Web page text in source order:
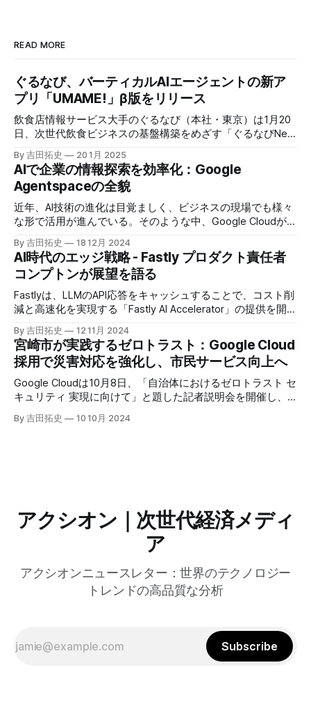
READ MORE
ぐるなび、バーティカルAIエージェントの新ア
プリ「UMAME!」β版をリリース
飲食店情報サービス大手のぐるなび（本社・東京）は1月20
日、次世代飲食ビジネスの基盤構築をめざす「ぐるなびNext
プロジェクト」の初成果として、新たな飲食店探索アプリ
「UMAME!（うまみー！）」のβ版を公開した。
By 吉田拓史 20 1月 2025
AIで企業の情報探索を効率化：Google
Agentspaceの全貌
近年、AI技術の進化は目覚ましく、ビジネスの現場でも様々
な形で活用が進んでいる。そのような中、Google Cloudが新
たに発表したGoogle Agentspaceは、いま注目を集めるAIエ
ージェントがエンタープライズITを大きく変革する予兆と言
えるだろう。
By 吉田拓史 18 12月 2024
AI時代のエッジ戦略 - Fastly プロダクト責任者
コンプトンが展望を語る
Fastlyは、LLMのAPI応答をキャッシュすることで、コスト削
減と高速化を実現する「Fastly AI Accelerator」の提供を開始
した。キップ・コンプトン最高プロダクト責任者（CPO）
は、類似した質問への応答を再利用し、効率的な処理を可能
にすると説明した。さらに、コンプトンは、エッジコンピュ
ーティングの利点を活かしたパーソナライズや、エッジにお
けるGPUの経済性、セキュリティへの取り組みなど、Fastly
のAI戦略について語った。
By 吉田拓史 12 11月 2024
宮崎市が実践するゼロトラスト：Google Cloud
採用で災害対応を強化し、市民サービス向上へ
Google Cloudは10月8日、「自治体におけるゼロトラスト セ
キュリティ 実現に向けて」と題した記者説明会を開催し、
自治体向けにゼロトラストセキュリティ導入を支援するプロ
グラムを発表した。宮崎市の事例では、Google Workspace
By 吉田拓史 10 10月 2024
アクシオン｜次世代経済メディ
ア
アクシオンニュースレター：世界のテクノロジー
トレンドの高品質な分析
Subscribe